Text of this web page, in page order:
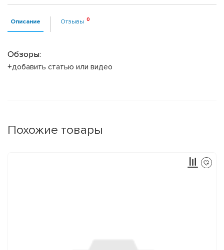
Описание Отзывы
Обзоры:
+добавить статью или видео
Похожие товары